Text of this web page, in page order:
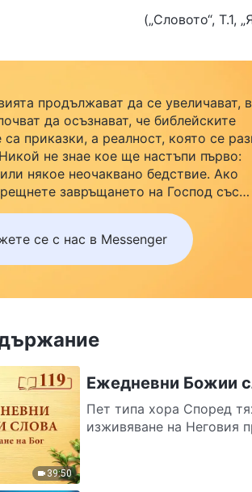
(„Словото“, Т.1,
продължават да се увеличават,
да осъзнават, че библейските
са приказки, а реалност, която се
не знае кое ще настъпи първо:
някое неочаквано бедствие. Ако
завръщането на Господ със
и да намерите безопасност под
върху Messenger, за да се
за изучаване. Не чакайте до утре.
се с нас в Messenger
39:50
Ежедневни Божии
Пет типа хора Според
изживяване на Неговия